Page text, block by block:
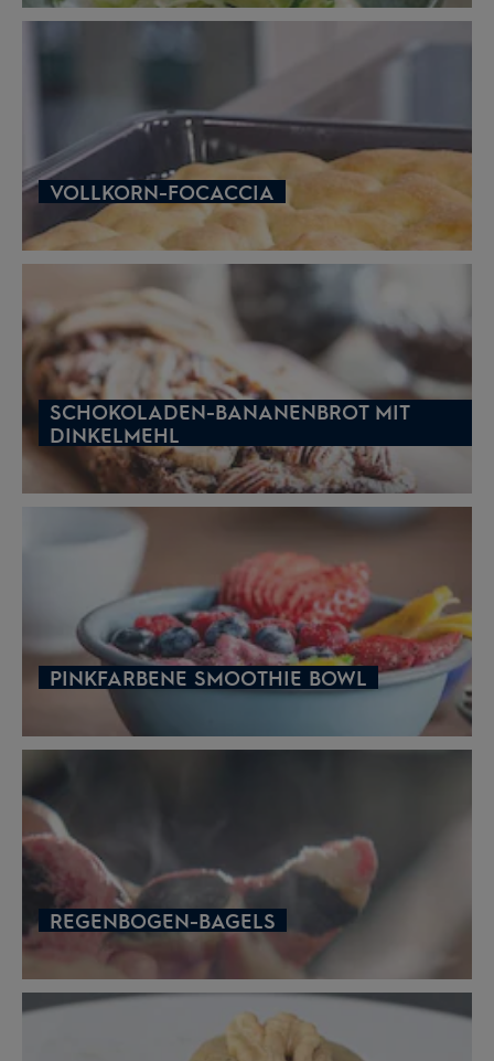
VOLLKORN-FOCACCIA
SCHOKOLADEN-BANANENBROT MIT
DINKELMEHL
PINKFARBENE SMOOTHIE BOWL
REGENBOGEN-BAGELS